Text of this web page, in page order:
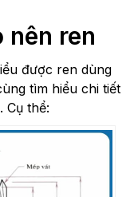
nên ren
được ren dùng
tìm hiểu chi tiết
Cụ thể: